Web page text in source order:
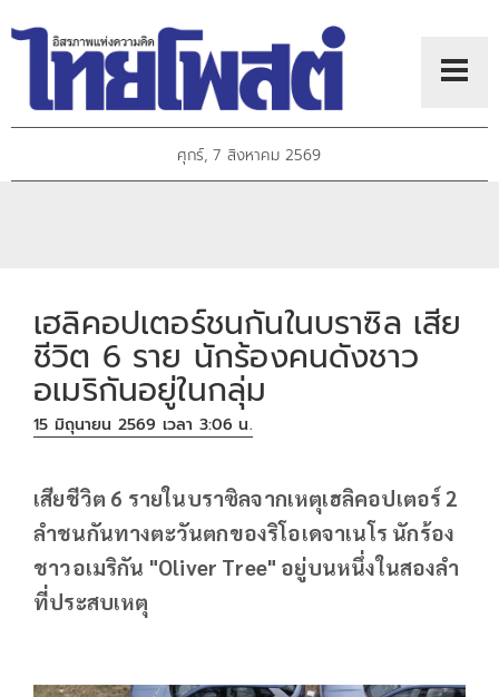
ศุกร์, 7 สิงหาคม 2569
เฮลิคอปเตอร์ชนกันในบราซิล เสีย
ชีวิต 6 ราย นักร้องคนดังชาว
อเมริกันอยู่ในกลุ่ม
15 มิถุนายน 2569 เวลา 3:06 น.
เสียชีวิต 6 รายในบราซิลจากเหตุเฮลิคอปเตอร์ 2
ลำชนกันทางตะวันตกของริโอเดจาเนโร นักร้อง
ชาวอเมริกัน "Oliver Tree" อยู่บนหนึ่งในสองลำ
ที่ประสบเหตุ